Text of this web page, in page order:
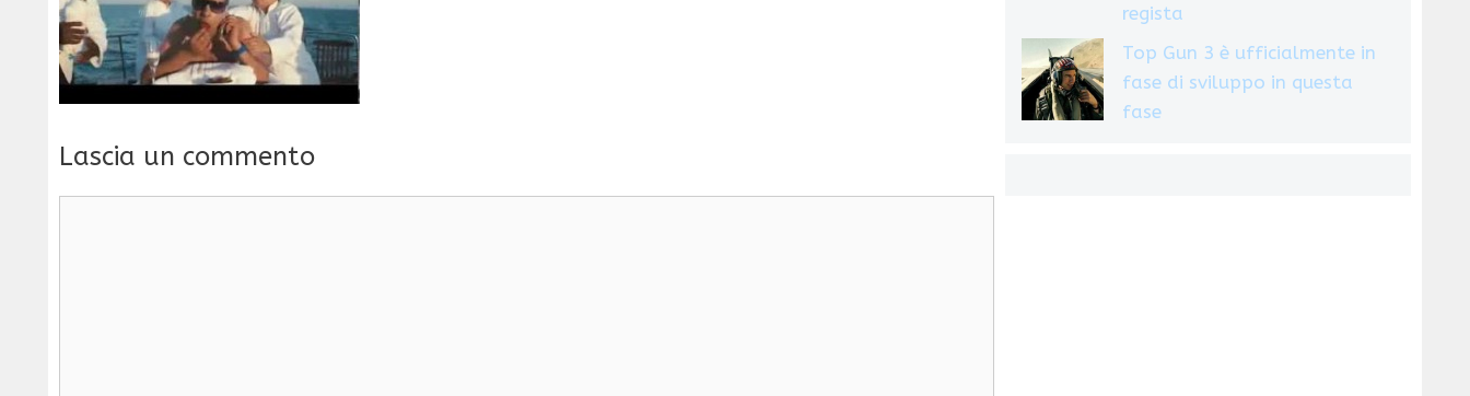
Lascia un commento
regista
Top Gun 3 è ufficialmente in
fase di sviluppo in questa
fase